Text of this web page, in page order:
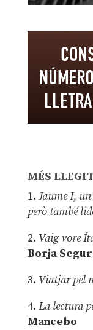
MÉS
1.Jaume I,
però també
2. Vaig vore
Borja
3. Viatjar pel
4. La lectura
Mancebo